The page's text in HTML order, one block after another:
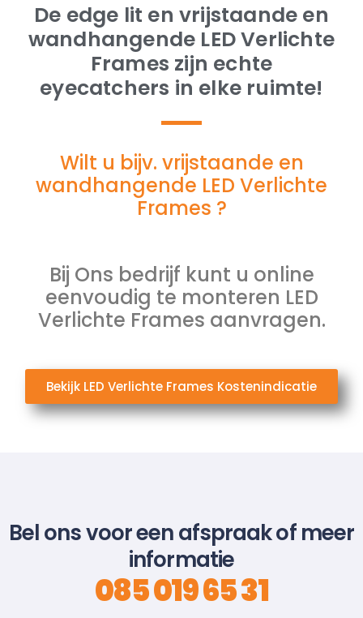
De edge lit en vrijstaande en
wandhangende LED Verlichte
Frames zijn echte
eyecatchers in elke ruimte!
Wilt u bijv. vrijstaande en
wandhangende LED Verlichte
Frames ?
Bij Ons bedrijf kunt u online
eenvoudig te monteren LED
Verlichte Frames aanvragen.
Bekijk LED Verlichte Frames Kostenindicatie
Bel ons voor een afspraak of meer
informatie
085 019 65 31